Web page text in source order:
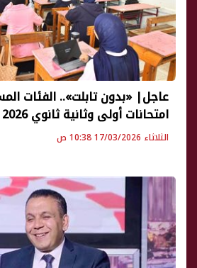
عاجل| «بدون تابلت».. الفئات
امتحانات أولى وثانية ثانوي 2026 ورقيًا
الثلاثاء 17/03/2026 10:38 ص